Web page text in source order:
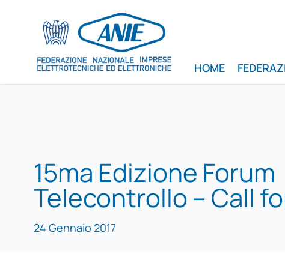
HOME
15ma Edizione Forum
Telecontrollo – Call
24 Gennaio 2017